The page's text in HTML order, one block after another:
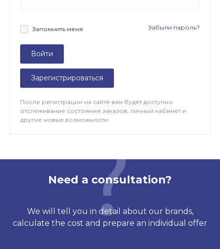
Запомнить меня Забыли пароль?
Войти
Зарегистрироваться
После регистрации на сайте вам будет доступно
отслеживание состояния заказов, личный кабинет и
другие новые возможности
Need a consultation?
We will tell you in detail about our brands,
calculate the cost and prepare an individual offer